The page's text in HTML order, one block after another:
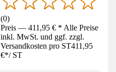
(0)
Preis — 411,95 € * Alle Preise
inkl. MwSt. und ggf. zzgl.
Versandkosten pro ST411,95
€*/ ST